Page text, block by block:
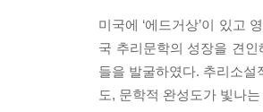
미국에 ‘에드거상’이 있고
국 추리문학의 성장을 견인
들을 발굴하였다. 추리소
도, 문학적 완성도가 빛나